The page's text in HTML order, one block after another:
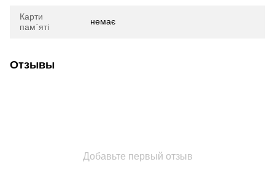
Карти
пам`яті
немає
Отзывы
Добавьте первый отзыв